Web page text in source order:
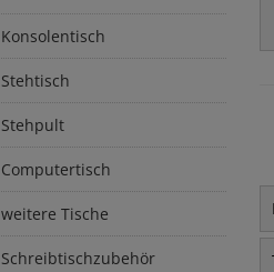
Konsolentisch
Stehtisch
Stehpult
Computertisch
weitere Tische
Schreibtischzubehör